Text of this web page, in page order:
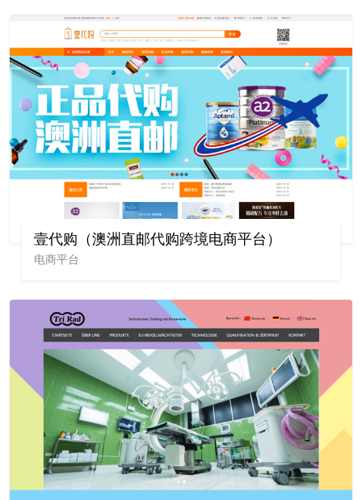
壹代购（澳洲直邮代购跨境电商平台）
电商平台